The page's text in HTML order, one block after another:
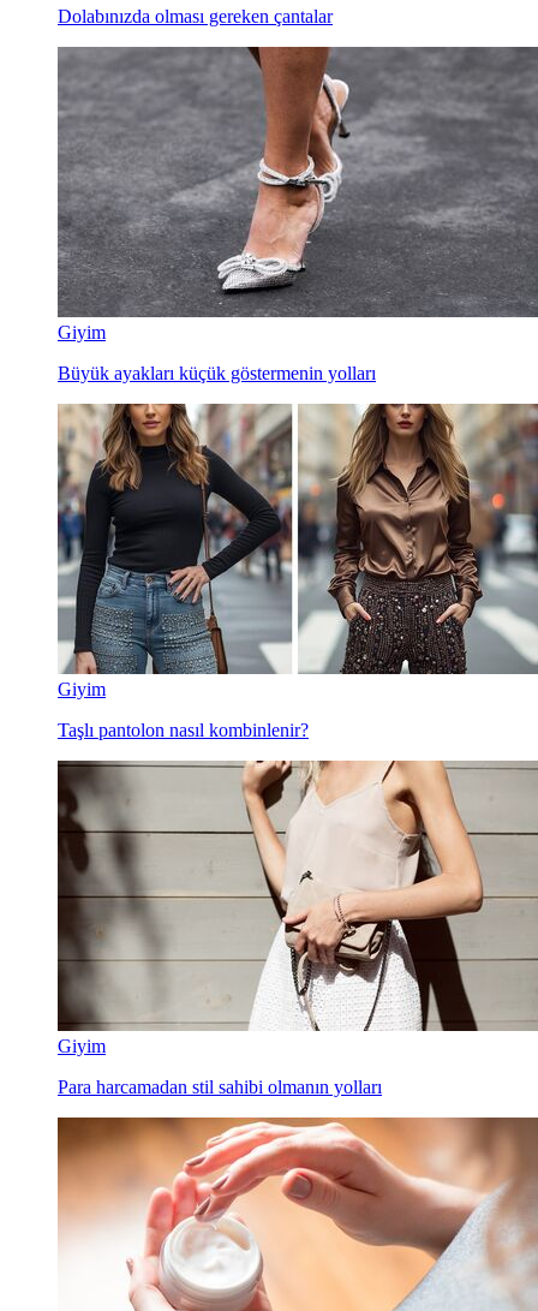
Dolabınızda olması gereken çantalar
Giyim
Büyük ayakları küçük göstermenin yolları
Giyim
Taşlı pantolon nasıl kombinlenir?
Giyim
Para harcamadan stil sahibi olmanın yolları